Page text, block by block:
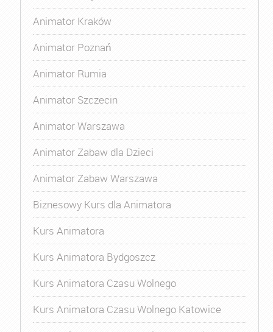
Animator Kraków
Animator Poznań
Animator Rumia
Animator Szczecin
Animator Warszawa
Animator Zabaw dla Dzieci
Animator Zabaw Warszawa
Biznesowy Kurs dla Animatora
Kurs Animatora
Kurs Animatora Bydgoszcz
Kurs Animatora Czasu Wolnego
Kurs Animatora Czasu Wolnego Katowice